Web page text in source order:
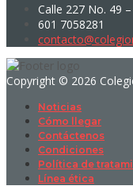
Calle 227 No. 49
601 7058281
Copyright © 2026
Noticias
Cómo llegar
Contáctenos
Condiciones
Política de
Línea ética